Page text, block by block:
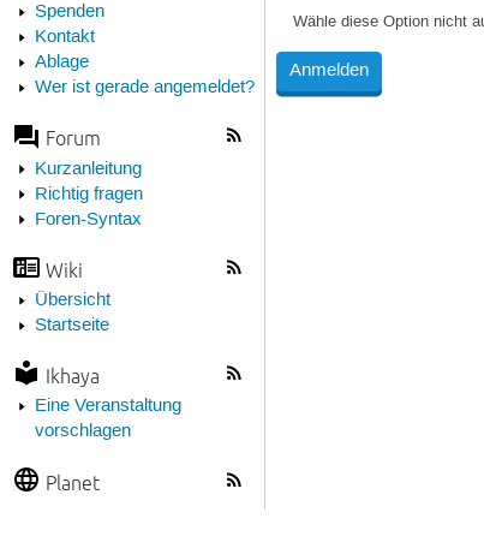
Spenden
Kontakt
Ablage
Wer ist gerade angemeldet?
Forum
Kurzanleitung
Richtig fragen
Foren-Syntax
Wiki
Übersicht
Startseite
Ikhaya
Eine Veranstaltung
vorschlagen
Planet
Wähle diese Option nicht